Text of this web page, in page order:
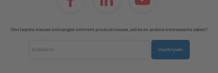
Ons laatste nieuws ontvangen omtrent productnieuws, acties en andere interessante zaken?
Inschrijven